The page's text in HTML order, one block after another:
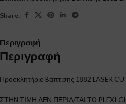
Share:
Περιγραφή
Περιγραφή
Προσκλητήριο Bάπτισης 1882 LASER
ΣΤΗΝ ΤΙΜΗ ΔΕΝ ΠΕΡΙΛ/ΤΑΙ ΤΟ PLEXI